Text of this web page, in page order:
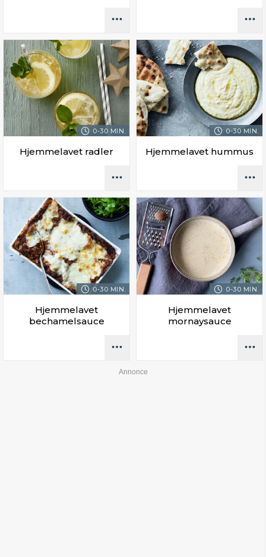
0-30 MIN.
Hjemmelavet radler
0-30 MIN.
Hjemmelavet hummus
0-30 MIN.
Hjemmelavet
bechamelsauce
0-30 MIN.
Hjemmelavet
mornaysauce